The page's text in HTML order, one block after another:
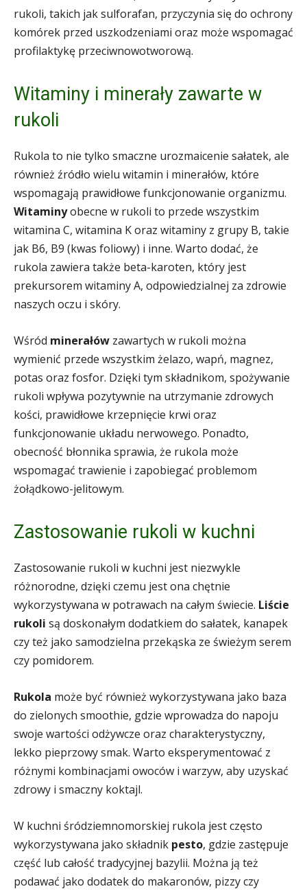
rukoli, takich jak sulforafan, przyczynia się do ochrony
komórek przed uszkodzeniami oraz może wspomagać
profilaktykę przeciwnowotworową.
Witaminy i minerały zawarte w
rukoli
Rukola to nie tylko smaczne urozmaicenie sałatek, ale
również źródło wielu witamin i minerałów, które
wspomagają prawidłowe funkcjonowanie organizmu.
Witaminyobecne w rukoli to przede wszystkim
witamina C, witamina K oraz witaminy z grupy B, takie
jak B6, B9 (kwas foliowy) i inne. Warto dodać, że
rukola zawiera także beta-karoten, który jest
prekursorem witaminy A, odpowiedzialnej za zdrowie
naszych oczu i skóry.
Wśród minerałów zawartych w rukoli można
wymienić przede wszystkim żelazo, wapń, magnez,
potas oraz fosfor. Dzięki tym składnikom, spożywanie
rukoli wpływa pozytywnie na utrzymanie zdrowych
kości, prawidłowe krzepnięcie krwi oraz
funkcjonowanie układu nerwowego. Ponadto,
obecność błonnika sprawia, że rukola może
wspomagać trawienie i zapobiegać problemom
żołądkowo-jelitowym.
Zastosowanie rukoli w kuchni
Zastosowanie rukoli w kuchni jest niezwykle
różnorodne, dzięki czemu jest ona chętnie
wykorzystywana w potrawach na całym świecie. Liście
rukoli są doskonałym dodatkiem do sałatek, kanapek
czy też jako samodzielna przekąska ze świeżym serem
czy pomidorem.
Rukola może być również wykorzystywana jako baza
do zielonych smoothie, gdzie wprowadza do napoju
swoje wartości odżywcze oraz charakterystyczny,
lekko pieprzowy smak. Warto eksperymentować z
różnymi kombinacjami owoców i warzyw, aby uzyskać
zdrowy i smaczny koktajl.
W kuchni śródziemnomorskiej rukola jest często
wykorzystywana jako składnik pesto, gdzie zastępuje
część lub całość tradycyjnej bazylii. Można ją też
podawać jako dodatek do makaronów, pizzy czy